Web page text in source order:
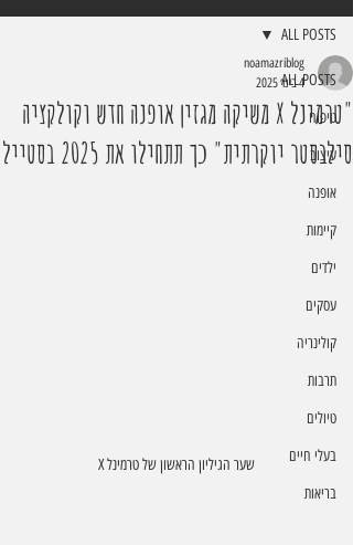
ALL POSTS
טיפוח
עיצוב
אופנה
קיימות
ילדים
עסקים
קולינריה
תרבות
טיולים
בעלי חיים
בריאות
ALL POSTS
"טרמינל X משיקה מגזין אופנה חדש וקולקציה
סילבסטר יוקרתית" כך תתחילו את 2025 בסטייל
noamazriblog
4 בינו׳ 2025
שער הגיליון הראשון של טרמינל X